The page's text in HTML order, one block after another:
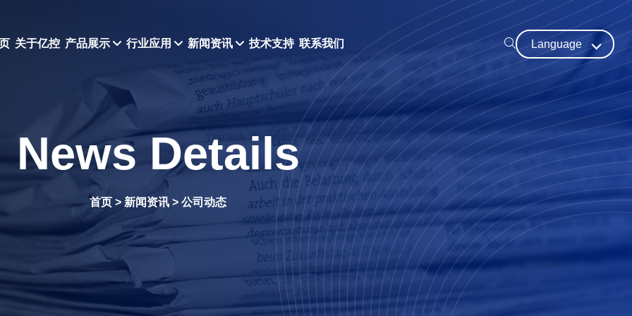
关于亿控 产品展示 行业应用 新闻资讯 技术支持 联系我们 Language
News Details
首页 > 新闻资讯 > 公司动态